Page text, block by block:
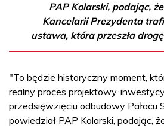
PAP Kolarski, podając,
Kancelarii Prezydenta
ustawa, która przeszła
"To będzie historyczny moment,
realny proces projektowy,
przedsięwzięciu odbudowy Pałacu
powiedział PAP Kolarski, podając,